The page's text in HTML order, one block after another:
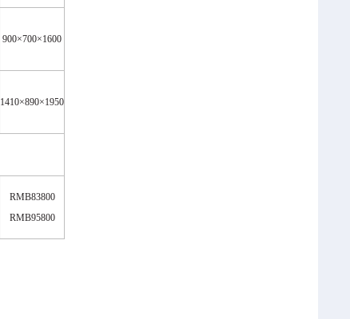
900×700×1600
1410×890×1950
RMB83800
RMB95800